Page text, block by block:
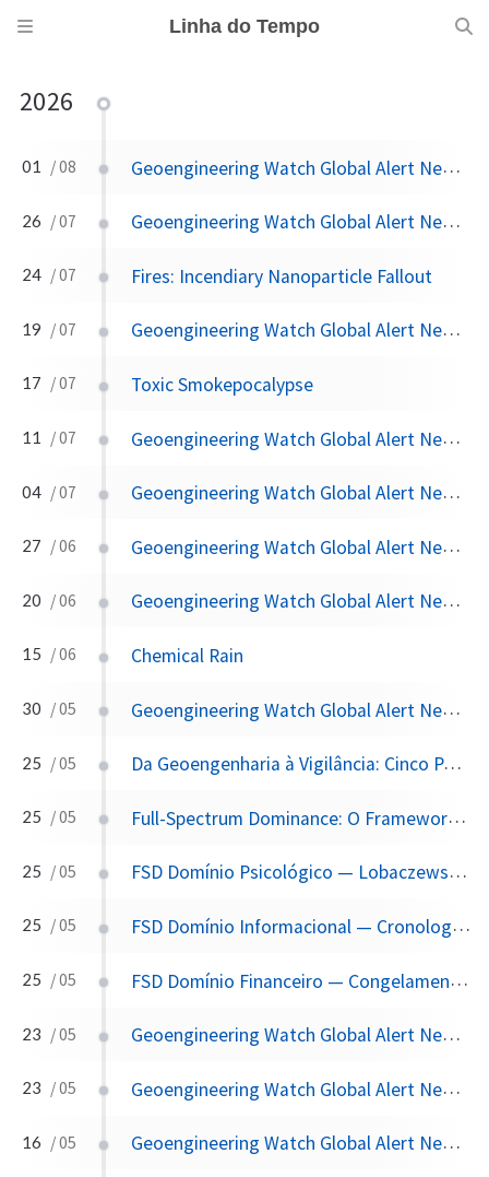
Linha do Tempo
2026
01 / 08 Geoengineering Watch Global Alert News, August 1, 2026, #573
26 / 07 Geoengineering Watch Global Alert News, July 25, 2026, #572
24 / 07 Fires: Incendiary Nanoparticle Fallout
19 / 07 Geoengineering Watch Global Alert News, July 18, 2026, #571
17 / 07 Toxic Smokepocalypse
11 / 07 Geoengineering Watch Global Alert News, July 11, 2026, #570
04 / 07 Geoengineering Watch Global Alert News, July 4, 2026, #569
27 / 06 Geoengineering Watch Global Alert News, June 27, 2026, #568
20 / 06 Geoengineering Watch Global Alert News, June 20, 2026, #567
15 / 06 Chemical Rain
30 / 05 Geoengineering Watch Global Alert News, May 30, 2026, #564
25 / 05 Da Geoengenharia à Vigilância: Cinco Patentes que Documentam a Origem Tecnológica do que a CIA já Sabe Fazer
25 / 05 Full-Spectrum Dominance: O Framework que Explica o Lawfare Brasileiro
25 / 05 FSD Domínio Psicológico — Lobaczewski, NLP e Operações Cognitivas sobre Populações
25 / 05 FSD Domínio Informacional — Cronologia do Controle de Plataformas 2019–2026
25 / 05 FSD Domínio Financeiro — Congelamento de Ativos, Carbono Oculto e Captura do Regulador
23 / 05 Geoengineering Watch Global Alert News, May 23, 2026, #563
23 / 05 Geoengineering Watch Global Alert News, May 23, 2026,
16 / 05 Geoengineering Watch Global Alert News, May 16, 2026, #562